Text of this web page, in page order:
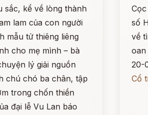
sắc, kể về lòng thành
lam của con người
mẫu tử thiêng liêng
cho mẹ mình – bà
lý giải nguồn
chú chó ba chân, tập
trong chốn thiền
đại lễ Vu Lan báo
số
về
oan
20-
Cổ